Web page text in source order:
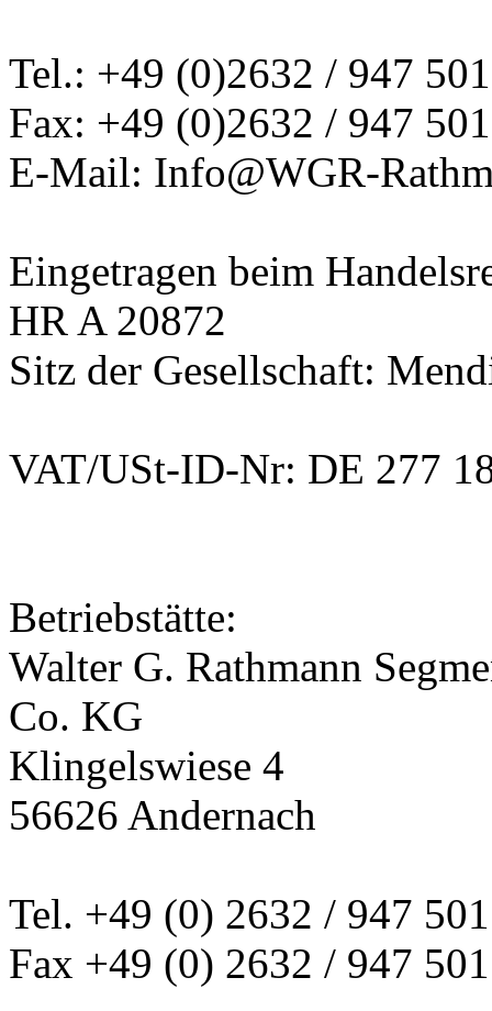
Tel.: +49 (0)2632 / 947
Fax: +49 (0)2632 / 947
E-Mail: Info@WGR-
Eingetragen beim
HR A 20872
Sitz der Gesellschaft:
VAT/USt-ID-Nr: DE 277
Betriebstätte:
Walter G. Rathmann
Co. KG
Klingelswiese 4
56626 Andernach
Tel. +49 (0) 2632 / 947
Fax +49 (0) 2632 / 947